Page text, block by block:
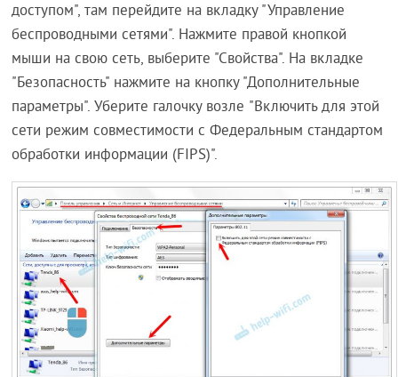
доступом", там перейдите на вкладку "Управление
беспроводными сетями". Нажмите правой кнопкой
мыши на свою сеть, выберите "Свойства". На вкладке
"Безопасность" нажмите на кнопку "Дополнительные
параметры". Уберите галочку возле "Включить для этой
сети режим совместимости с Федеральным стандартом
обработки информации (FIPS)".